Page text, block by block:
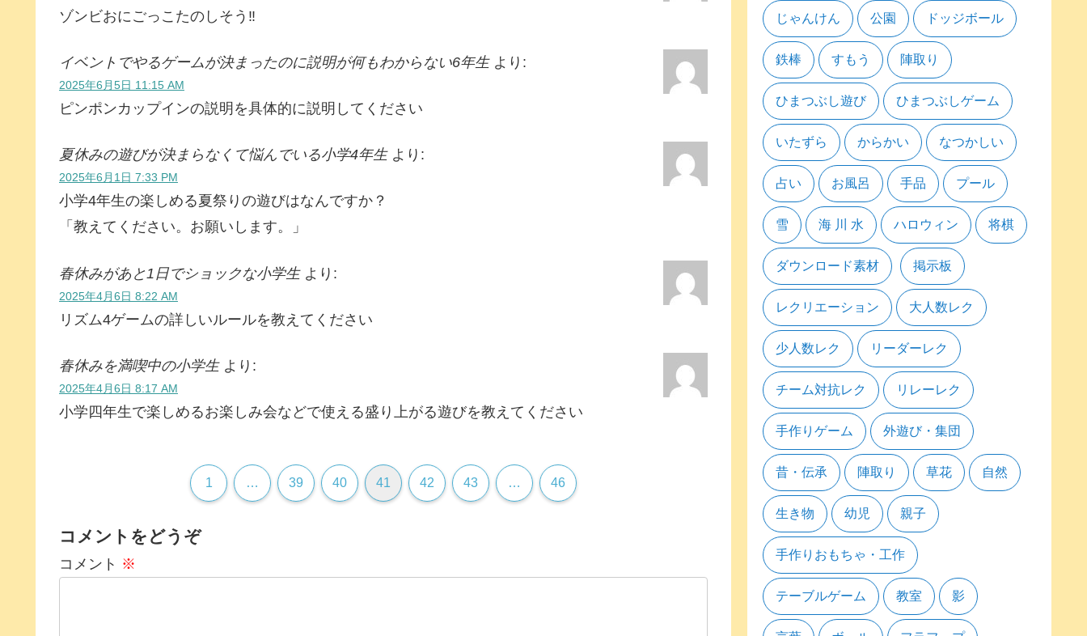
ゾンビおにごっこたのしそう‼️
イベントでやるゲームが決まったのに説明が何もわからない6年生 より:
2025年6月5日 11:15 AM
ピンポンカップインの説明を具体的に説明してください
夏休みの遊びが決まらなくて悩んでいる小学4年生 より:
2025年6月1日 7:33 PM
小学4年生の楽しめる夏祭りの遊びはなんですか？
「教えてください。お願いします。」
春休みがあと1日でショックな小学生 より:
2025年4月6日 8:22 AM
リズム4ゲームの詳しいルールを教えてください
春休みを満喫中の小学生 より:
2025年4月6日 8:17 AM
小学四年生で楽しめるお楽しみ会などで使える盛り上がる遊びを教えてください
1 … 39 40 41 42 43 … 46
コメントをどうぞ
コメント ※
じゃんけん 公園 ドッジボール
鉄棒 すもう 陣取り
ひまつぶし遊び ひまつぶしゲーム
いたずら からかい なつかしい
占い お風呂 手品 プール
雪 海 川 水 ハロウィン 将棋
ダウンロード素材 掲示板
レクリエーション 大人数レク
少人数レク リーダーレク
チーム対抗レク リレーレク
手作りゲーム 外遊び・集団
昔・伝承 陣取り 草花 自然
生き物 幼児 親子
手作りおもちゃ・工作
テーブルゲーム 教室 影